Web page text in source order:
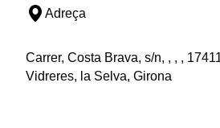
Adreça
Carrer, Costa Brava, s/n, , , ,
Vidreres, la Selva, Girona